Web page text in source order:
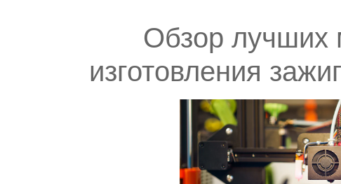
Обзор лучших
изготовления